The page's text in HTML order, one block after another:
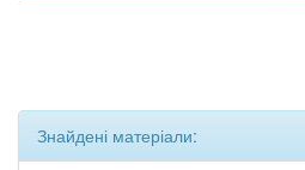
Знайдені матеріали: